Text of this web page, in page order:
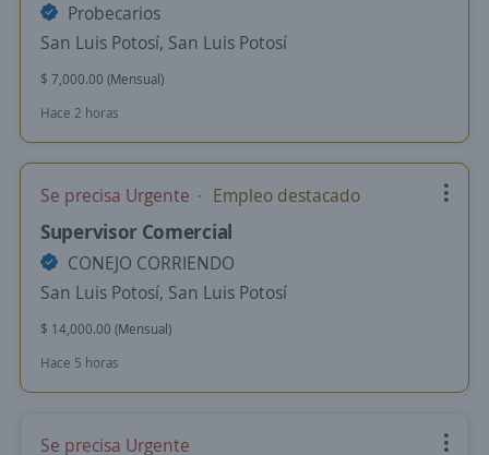
Probecarios
San Luis Potosí, San Luis Potosí
$ 7,000.00 (Mensual)
Hace 2 horas
Se precisa Urgente Empleo destacado
Supervisor Comercial
CONEJO CORRIENDO
San Luis Potosí, San Luis Potosí
$ 14,000.00 (Mensual)
Hace 5 horas
Se precisa Urgente